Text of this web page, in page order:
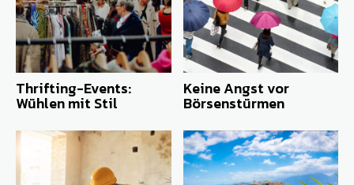
Thrifting-Events:
Wühlen mit Stil
Keine Angst vor
Börsenstürmen